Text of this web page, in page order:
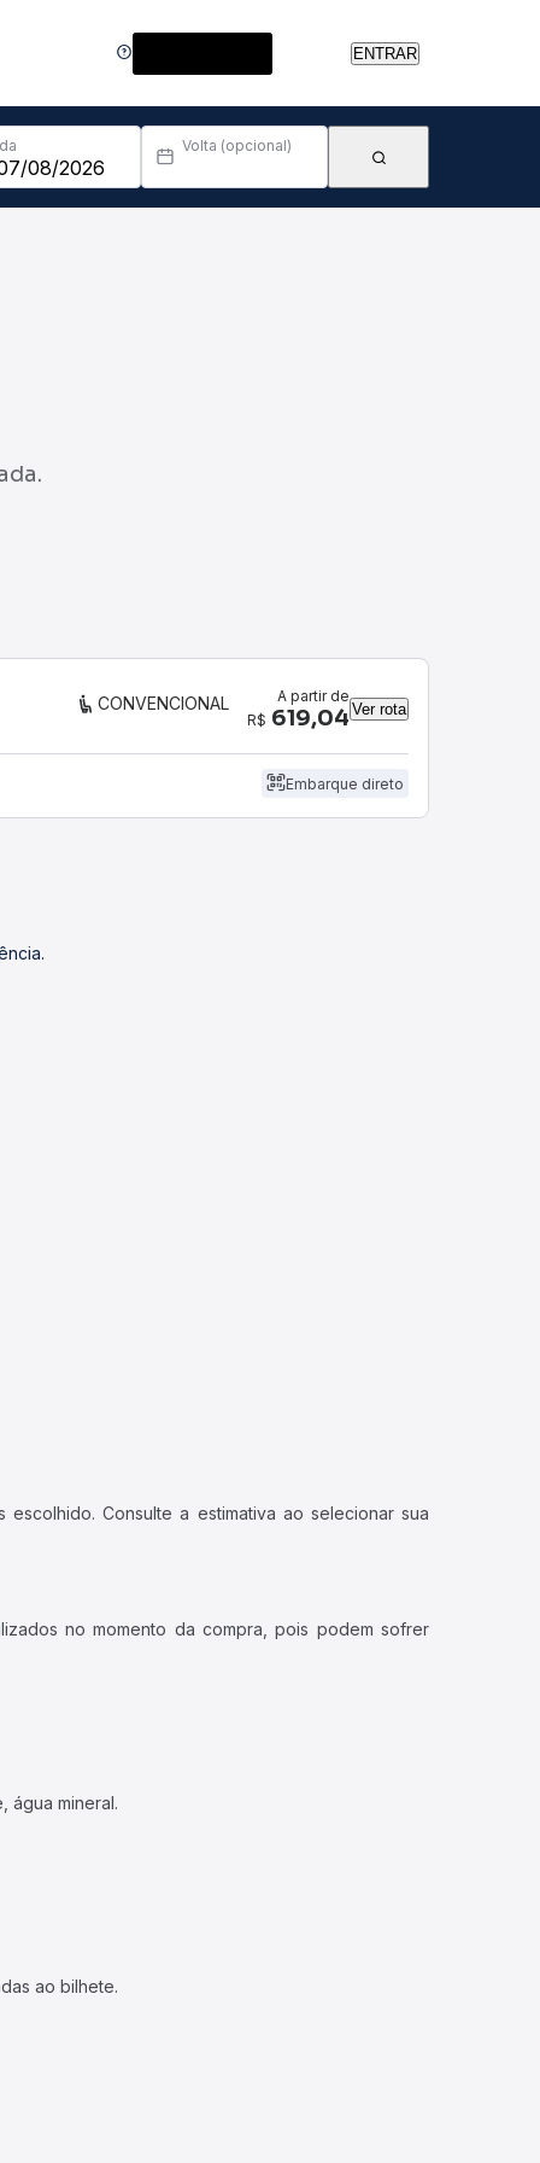
ENTRAR
Volta (opcional)
CONVENCIONAL
A partir de
R$ 619,04 Ver rota
Embarque direto
Consulte a estimativa ao selecionar sua
no momento da compra, pois podem sofrer
água mineral.
ao bilhete.